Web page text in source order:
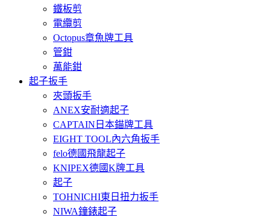
鐵板剪
電纜剪
Octopus章魚牌工具
管鉗
萬能鉗
起子扳手
夾頭扳手
ANEX安耐適起子
CAPTAIN日本錨牌工具
EIGHT TOOL內六角扳手
felo德國飛龍起子
KNIPEX德國K牌工具
起子
TOHNICHI東日扭力扳手
NIWA鐘錶起子